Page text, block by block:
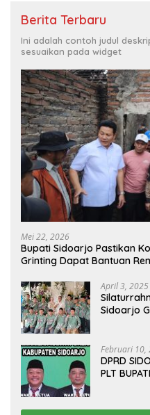
Berita Terbaru
Ini adalah contoh judul
sesuaikan pada widget
Mei 22, 2026
Bupati Sidoarjo Pastikan
Grinting Dapat Bantuan
April 3, 2025
Sidoarjo
Februari 10,
DPRD
PLT
KELUAR